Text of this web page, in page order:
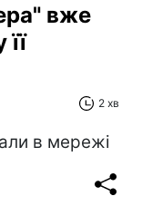
вже
2 хв
в мережі